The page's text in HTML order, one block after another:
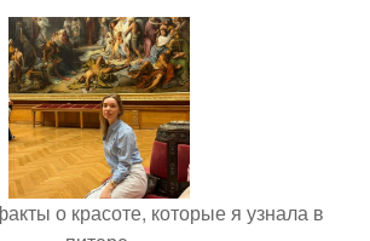
о красоте, которые я узнала в